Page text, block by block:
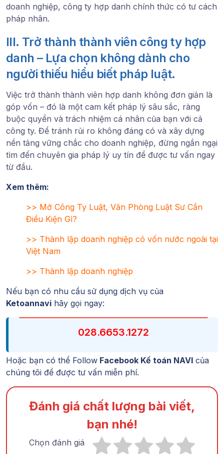
doanh nghiệp, công ty hợp danh chính thức có tư cách
pháp nhân.
III. Trở thành thành viên công ty hợp
danh – Lựa chọn không dành cho
người thiếu hiểu biết pháp luật.
Việc trở thành thành viên hợp danh không đơn giản là
góp vốn – đó là một cam kết pháp lý sâu sắc, ràng
buộc quyền và trách nhiệm cá nhân của bạn với cả
công ty. Để tránh rủi ro không đáng có và xây dựng
nền tảng vững chắc cho doanh nghiệp, đừng ngần ngại
tìm đến chuyên gia pháp lý uy tín để được tư vấn ngay
từ đầu.
Xem thêm:
>> Mở Công Ty Luật, Văn Phòng Luật Sư Cần
Điều Kiện Gì?
>> Thành lập doanh nghiệp có vốn nước ngoài tại
Việt Nam
>> Thành lập doanh nghiệp
Nếu bạn có nhu cầu sử dụng dịch vụ của
Ketoannavi hãy gọi ngay:
028.6653.1272
Hoặc bạn có thể Follow Facebook Kế toán NAVI của
chúng tôi để được tư vấn miễn phí.
Đánh giá chất lượng bài viết,
bạn nhé!
Chọn đánh giá